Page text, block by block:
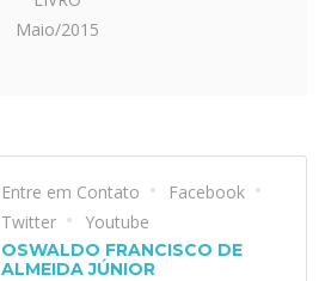
Maio/2015
Entre em Contato
Facebook
Twitter
Youtube
OSWALDO FRANCISCO DE
ALMEIDA JÚNIOR